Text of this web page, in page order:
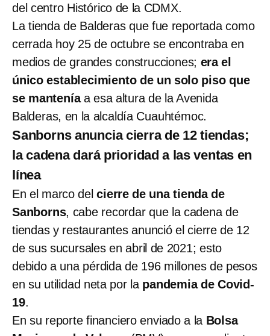
del centro Histórico de la CDMX.
La tienda de Balderas que fue reportada como
cerrada hoy 25 de octubre se encontraba en
medios de grandes construcciones; era el
único establecimiento de un solo piso que
se manteníaa esa altura de la Avenida
Balderas, en la alcaldía Cuauhtémoc.
Sanborns anuncia cierra de 12 tiendas;
la cadena dará prioridad a las ventas en
línea
En el marco delcierre de una tienda de
Sanborns, cabe recordar que la cadena de
tiendas y restaurantes anunció el cierre de 12
de sus sucursales en abril de 2021; esto
debido a una pérdida de 196 millones de pesos
en su utilidad neta por la pandemia de Covid-
19.
En su reporte financiero enviado a la Bolsa